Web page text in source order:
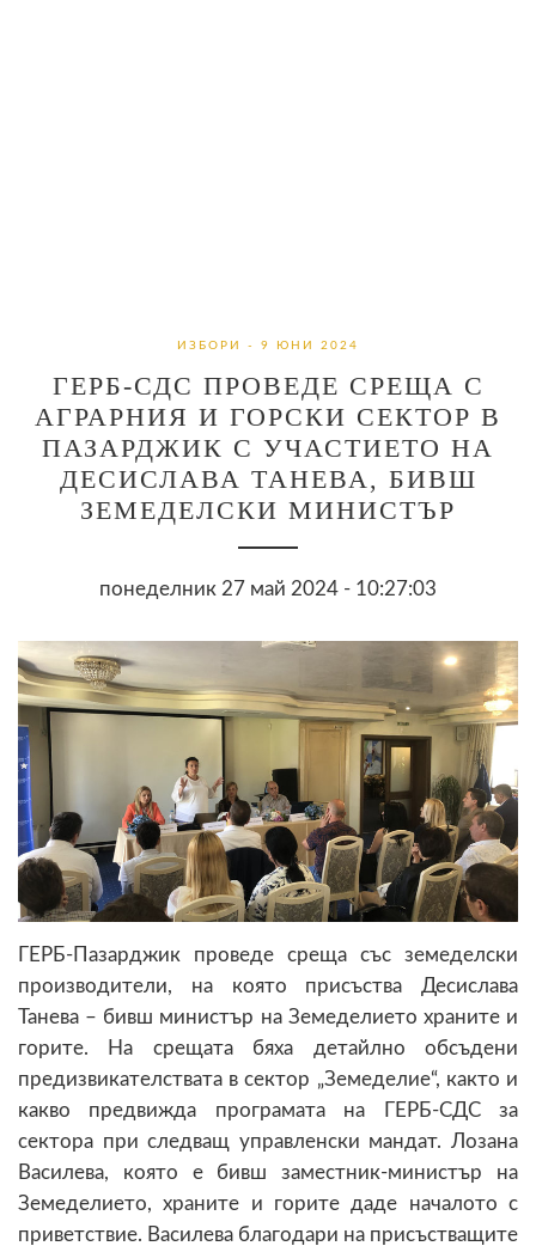
ИЗБОРИ - 9 ЮНИ 2024
ГЕРБ-СДС ПРОВЕДЕ СРЕЩА С
АГРАРНИЯ И ГОРСКИ СЕКТОР В
ПАЗАРДЖИК С УЧАСТИЕТО НА
ДЕСИСЛАВА ТАНЕВА, БИВШ
ЗЕМЕДЕЛСКИ МИНИСТЪР
понеделник 27 май 2024 - 10:27:03
ГЕРБ-Пазарджик проведе среща със земеделски
производители, на която присъства Десислава
Танева – бивш министър на Земеделието храните и
горите. На срещата бяха детайлно обсъдени
предизвикателствата в сектор „Земеделие“, както и
какво предвижда програмата на ГЕРБ-СДС за
сектора при следващ управленски мандат. Лозана
Василева, която е бивш заместник-министър на
Земеделието, храните и горите даде началото с
приветствие. Василева благодари на присъстващите